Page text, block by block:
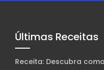
Últimas Receitas
Receita: Descubra